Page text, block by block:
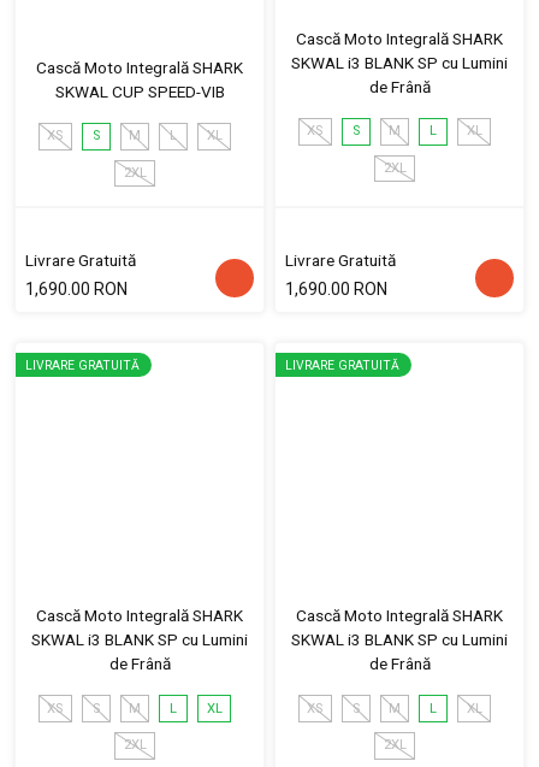
Cască Moto Integrală SHARK
SKWAL CUP SPEED-VIB
XS S M L XL
2XL
Livrare Gratuită
1,690.00 RON
Cască Moto Integrală SHARK
SKWAL i3 BLANK SP cu Lumini
de Frână
XS S M L XL
2XL
Livrare Gratuită
1,690.00 RON
LIVRARE GRATUITĂ
Cască Moto Integrală SHARK
SKWAL i3 BLANK SP cu Lumini
de Frână
XS S M L XL
2XL
LIVRARE GRATUITĂ
Cască Moto Integrală SHARK
SKWAL i3 BLANK SP cu Lumini
de Frână
XS S M L XL
2XL